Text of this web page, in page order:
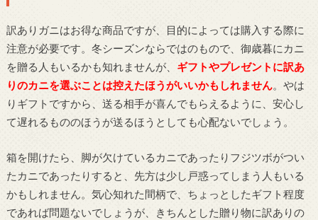
訳ありガニはお得な商品ですが、目的によっては購入する際に
注意が必要です。冬シーズンならではのもので、御歳暮にカニ
を贈る人もいるかも知れませんが、 ギフトやプレゼントに訳あ
りのカニを選ぶことは控えたほうがいいかもしれません。やは
りギフトですから、送る相手が喜んでもらえるように、安心し
て遅れるもののほうが送るほうとしても心配ないでしょう。
箱を開けたら、脚が欠けているカニであったりフジツボがつい
たカニであったりすると、先方は少し戸惑ってしまう人もいる
かもしれません。気心知れた間柄で、ちょっとしたギフト程度
であれば問題ないでしょうが、きちんとした贈り物に訳ありの